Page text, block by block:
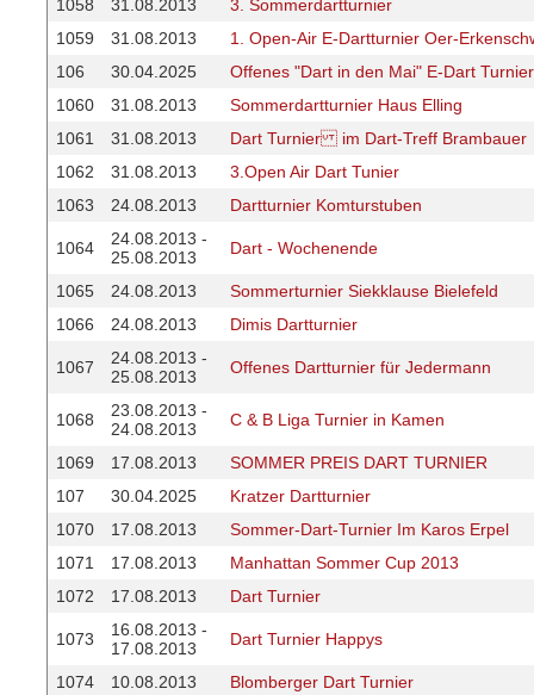
1058 31.08.2013
3. Sommerdartturnier
1059
31.08.2013
1. Open-Air E-Dartturnier Oer-
106
30.04.2025
Offenes "Dart in den Mai" E-Dart Turnier
1060
31.08.2013
Sommerdartturnier Haus Elling
1061
31.08.2013
Dart Turnier im Dart-Treff Brambauer
1062
31.08.2013
3.Open Air Dart Tunier
1063
24.08.2013 Dartturnier Komturstuben
1064
24.08.2013 -
25.08.2013
Dart - Wochenende
1065 24.08.2013
Sommerturnier Siekklause Bielefeld
1066
24.08.2013 Dimis Dartturnier
1067
24.08.2013 -
25.08.2013
Offenes Dartturnier für Jedermann
1068
23.08.2013 -
24.08.2013
C & B Liga Turnier in Kamen
1069 17.08.2013
SOMMER PREIS DART TURNIER
107
30.04.2025
Kratzer Dartturnier
1070
17.08.2013
Sommer-Dart-Turnier Im Karos Erpel
1071
17.08.2013
Manhattan Sommer Cup 2013
1072
17.08.2013 Dart Turnier
1073
16.08.2013 -
17.08.2013
Dart Turnier Happys
1074 10.08.2013
Blomberger Dart Turnier